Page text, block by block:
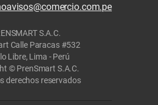
S.A.C.
Calle Paracas #532
Libre, Lima - Perú
© PrenSmart S.A.C.
derechos reservados